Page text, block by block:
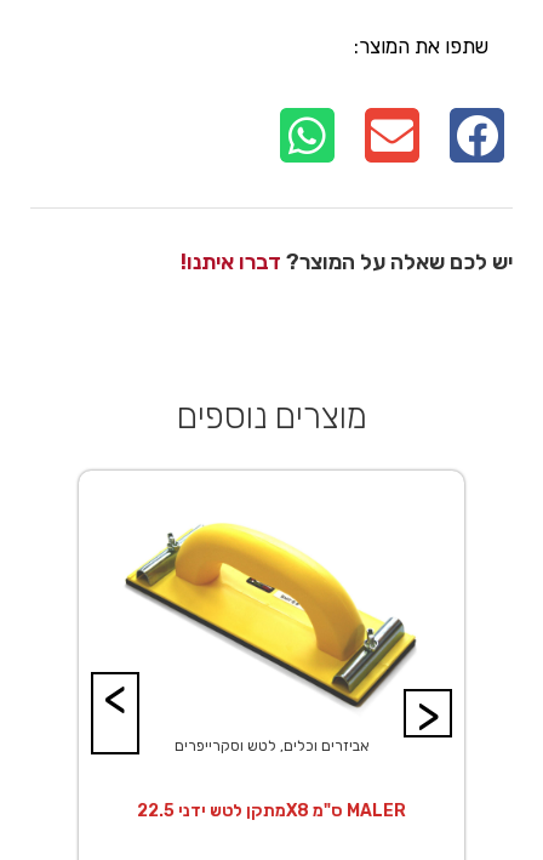
שתפו את המוצר:
יש לכם שאלה על המוצר? דברו איתנו!
מוצרים נוספים
>
אביזרים וכלים, לטש וסקרייפרים
מתקן לטש ידני 22.5X8 ס"מ MALER
<